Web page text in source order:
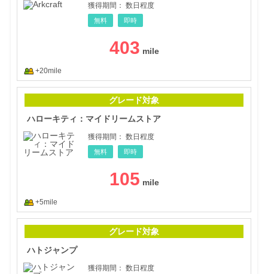
獲得期間： 数日程度
無料 即時
403
+20mile
グレード対象
ハローキティ：マイドリームストア
獲得期間： 数日程度
無料 即時
105
+5mile
グレード対象
ハトジャンプ
獲得期間： 数日程度